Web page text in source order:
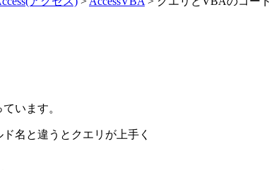
います。
名と違うとクエリが上手く